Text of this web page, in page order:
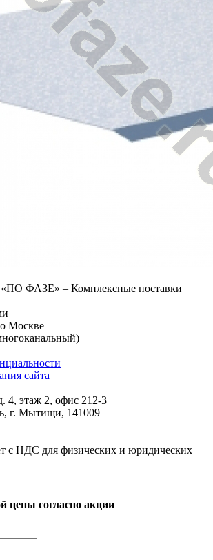
ФАЗЕ» – Комплексные поставки
Москве
сайта
4, этаж 2, офис 212-3
, г. Мытищи, 141009
с НДС для физических и юридических
цены согласно акции